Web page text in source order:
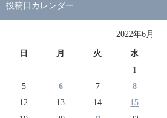
投稿日カレンダー
2022年6月
日 月 火 水
1
5
6 7 8
12
13 14 15